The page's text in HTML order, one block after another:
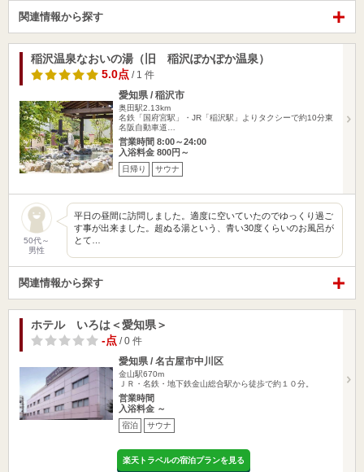
関連情報から探す
稲沢温泉なおいの湯（旧 稲沢ぽかぽか温泉）
5.0点 / 1 件
愛知県 / 稲沢市
奥田駅2.13km
名鉄「国府宮駅」・JR「稲沢駅」よりタクシーで約10分東
名阪自動車道…
営業時間 8:00～24:00
入浴料金 800円～
日帰り サウナ
50代～
男性
平日の昼間に訪問しました。適度に空いていたのでゆっくり過ご
す事が出来ました。超ぬる湯という、青い30度くらいのお風呂が
とて…
関連情報から探す
ホテル いろは＜愛知県＞
-点 / 0 件
愛知県 / 名古屋市中川区
金山駅670m
ＪＲ・名鉄・地下鉄金山総合駅から徒歩で約１０分。
営業時間
入浴料金 ～
宿泊 サウナ
楽天トラベルの宿泊プランを見る